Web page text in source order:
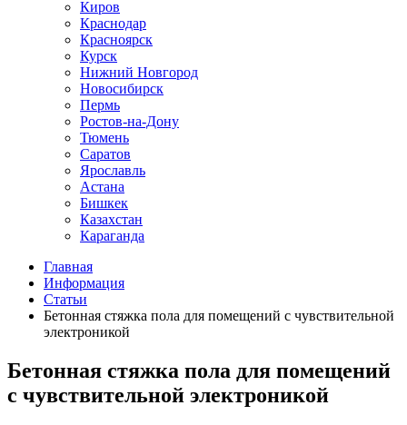
Киров
Краснодар
Красноярск
Курск
Нижний Новгород
Новосибирск
Пермь
Ростов-на-Дону
Тюмень
Саратов
Ярославль
Астана
Бишкек
Казахстан
Караганда
Главная
Информация
Статьи
Бетонная стяжка пола для помещений с чувствительной
электроникой
Бетонная стяжка пола для помещений
с чувствительной электроникой